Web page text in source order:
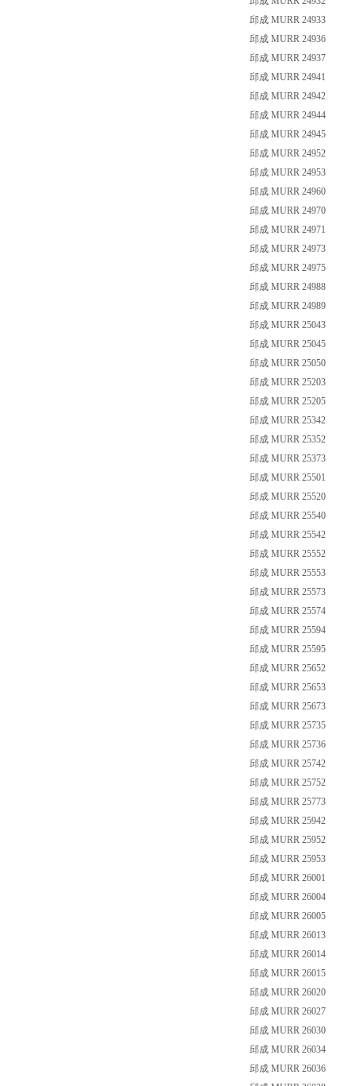
邱成 MURR 24933
邱成 MURR 24936
邱成 MURR 24937
邱成 MURR 24941
邱成 MURR 24942
邱成 MURR 24944
邱成 MURR 24945
邱成 MURR 24952
邱成 MURR 24953
邱成 MURR 24960
邱成 MURR 24970
邱成 MURR 24971
邱成 MURR 24973
邱成 MURR 24975
邱成 MURR 24988
邱成 MURR 24989
邱成 MURR 25043
邱成 MURR 25045
邱成 MURR 25050
邱成 MURR 25203
邱成 MURR 25205
邱成 MURR 25342
邱成 MURR 25352
邱成 MURR 25373
邱成 MURR 25501
邱成 MURR 25520
邱成 MURR 25540
邱成 MURR 25542
邱成 MURR 25552
邱成 MURR 25553
邱成 MURR 25573
邱成 MURR 25574
邱成 MURR 25594
邱成 MURR 25595
邱成 MURR 25652
邱成 MURR 25653
邱成 MURR 25673
邱成 MURR 25735
邱成 MURR 25736
邱成 MURR 25742
邱成 MURR 25752
邱成 MURR 25773
邱成 MURR 25942
邱成 MURR 25952
邱成 MURR 25953
邱成 MURR 26001
邱成 MURR 26004
邱成 MURR 26005
邱成 MURR 26013
邱成 MURR 26014
邱成 MURR 26015
邱成 MURR 26020
邱成 MURR 26027
邱成 MURR 26030
邱成 MURR 26034
邱成 MURR 26036